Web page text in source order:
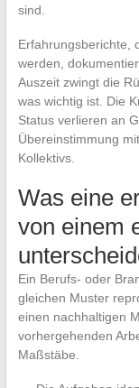
sind.
Erfahrungsberichte,
werden,
Auszeit zwingt die
was wichtig ist. Die
Status verlieren an
Übereinstimmung
Kollektivs.
Was eine
von einem
Ein Berufs- oder
gleichen Muster
einen nachhaltigen
vorhergehenden
Maßstäbe.